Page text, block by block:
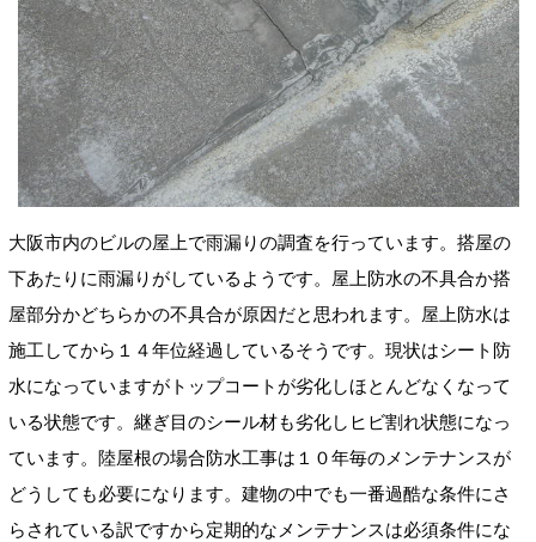
大阪市内のビルの屋上で雨漏りの調査を行っています。搭屋の
下あたりに雨漏りがしているようです。屋上防水の不具合か搭
屋部分かどちらかの不具合が原因だと思われます。屋上防水は
施工してから１４年位経過しているそうです。現状はシート防
水になっていますがトップコートが劣化しほとんどなくなって
いる状態です。継ぎ目のシール材も劣化しヒビ割れ状態になっ
ています。陸屋根の場合防水工事は１０年毎のメンテナンスが
どうしても必要になります。建物の中でも一番過酷な条件にさ
らされている訳ですから定期的なメンテナンスは必須条件にな